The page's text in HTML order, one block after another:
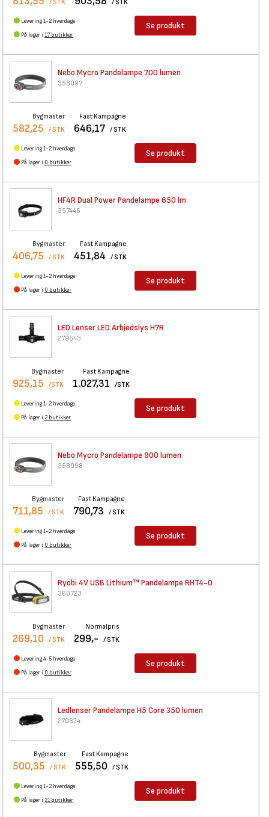
/ STK / STK
Levering 1-2 hverdage
På lager i 17 butikker
Se produkt
Nebo Mycro Pandelampe 700 lumen
358097
Bygmaster
582,25 / STK
Fast Kampagne
646,17 / STK
Levering 1-2 hverdage
På lager i 0 butikker
Se produkt
HF4R Dual Power Pandelampe 650 lm
357446
Bygmaster
406,75 / STK
Fast Kampagne
451,84 / STK
Levering 1-2 hverdage
På lager i 0 butikker
Se produkt
LED Lenser LED Arbjedslys H7R
279643
Bygmaster
925,15 /STK
Fast Kampagne
1.027,31 /STK
Levering 1-2 hverdage
På lager i 2 butikker
Se produkt
Nebo Mycro Pandelampe 900 lumen
358098
Bygmaster
711,85 / STK
Fast Kampagne
790,73 / STK
Levering 1-2 hverdage
På lager i 0 butikker
Se produkt
Ryobi 4V USB Lithium™ Pandelampe RHT4-0
360723
Bygmaster
269,10 / STK
Normalpris
299,- / STK
Levering 4-5 hverdage
På lager i 0 butikker
Se produkt
Ledlenser Pandelampe H5 Core 350 lumen
279624
Bygmaster
500,35 / STK
Fast Kampagne
555,50 / STK
Levering 1-2 hverdage
På lager i 21 butikker
Se produkt